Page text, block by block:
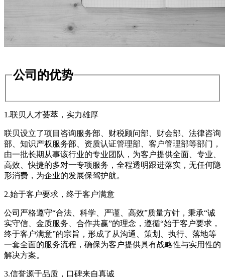
公司的优势
1.联贝人才荟萃，实力雄厚
联贝设立了项目咨询服务部、财税顾问部、财会部、法律咨询
部、知识产权服务部、资质认证管理部、客户管理部等部门，
由一批长期从事该行业的专业团队，为客户提供全面、专业、
高效、快捷的多对一专项服务，全程透明跟进落实，无任何隐
形消费，为企业的发展保驾护航。
2.始于客户要求，终于客户满意
公司严格遵守“合法、科学、严谨、高效”质量方针，秉承“诚
实守信、金质服务、合作共赢”的理念，遵循“始于客户要求，
终于客户满意”的宗旨，形成了从沟通、策划、执行、落地等
一套全面的服务流程，确保为客户提供具有战略性与实用性的
解决方案。
3.信誉源于品质，口碑来自真诚